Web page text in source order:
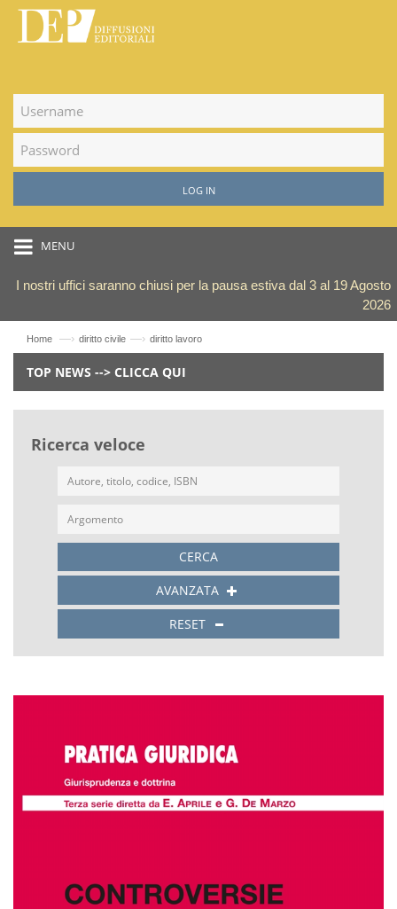
LOG IN
MENU
I nostri uffici saranno chiusi per la pausa estiva dal 3 al 19 Agosto
2026
Home —› diritto civile —› diritto lavoro
TOP NEWS --> CLICCA QUI
Ricerca veloce
CERCA
AVANZATA
RESET